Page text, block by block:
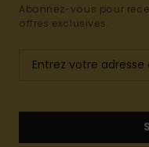
Abonnez-vous pour
offres exclusives.